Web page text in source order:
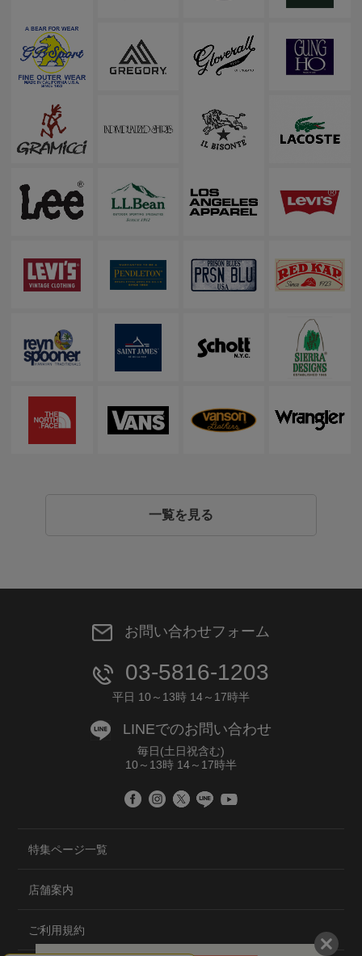
一覧を見る
お問い合わせフォーム
03-5816-1203
平日 10～13時 14～17時半
LINEでのお問い合わせ
毎日(土日祝含む)
10～13時 14～17時半
特集ページ一覧
店舗案内
ご利用規約